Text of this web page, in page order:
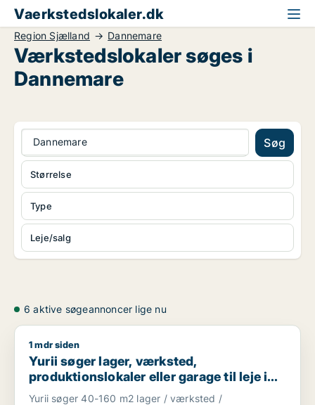
Vaerkstedslokaler.dk
Region Sjælland Dannemare
Værkstedslokaler søges i
Dannemare
Dannemare Søg
Type
Leje/salg
Størrelse
6 aktive søgeannoncer lige nu
Yurii søger lager, værksted, produktionslokaler eller garage
1 mdr siden
Yurii søger lager, værksted,
produktionslokaler eller garage til leje i
Region Sjælland
Yurii søger 40-160 m2 lager / værksted /